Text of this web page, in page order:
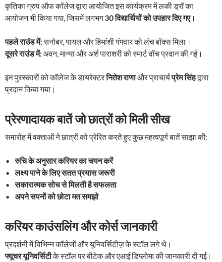
कृतिका ग्रुप ऑफ कॉलेज द्वारा आयोजित इस कार्यक्रम में लकी ड्रॉ का
आयोजन भी किया गया, जिसमें लगभग30 विद्यार्थियों को उपहार दिए गए।
पहले राउंड में:सनोबर, पायल और हिमांशी गंगवार को लंच बॉक्स मिला।
दूसरे राउंड में:अवन, मान्या और अर्श पाराशरी को स्मार्ट वॉच प्रदान की गई।
इन पुरस्कारों को कॉलेज के डायरेक्टरनितेश राणाऔर प्राचार्यप्रेम सिंहद्वारा
प्रदान किया गया।
प्रेरणादायक बातें जो छात्रों को मिली सीख
समारोह में वक्ताओं ने छात्रों को प्रेरित करते हुए कुछ महत्वपूर्ण बातें साझा की:
रुचि के अनुसार करियर का चयन करें
लक्ष्य पाने के लिए सतत प्रयास जरूरी
सकारात्मक सोच से मिलती है सफलता
अपने सपनों को छोटा मत समझो
करियर काउंसलिंग और कोर्स जानकारी
प्रदर्शनी में विभिन्न कॉलेजों और यूनिवर्सिटीज़ के स्टॉल लगे थे।
फ्यूचर यूनिवर्सिटीके स्टॉल पर बीटेक और एआई डिप्लोमा की जानकारी दी गई।